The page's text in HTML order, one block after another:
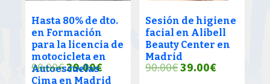
Hasta 80% de dto.
en Formación
para la licencia de
motocicleta en
Autoescuelas
Cima en Madrid
90.00€El
39.00€El
Sesión de higiene
facial en Alibell
Beauty Center en
Madrid
90.00€El
39.00€El